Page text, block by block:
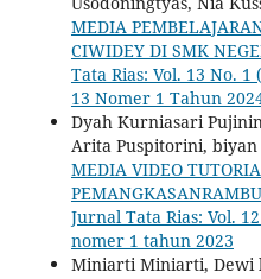
MEDIA
CIWIDEY DI SMK
Tata Rias: Vol. 13 No.
13 Nomer 1 Tahun
Dyah Kurniasari
Arita Puspitorini,
MEDIA VIDEO
Jurnal Tata Rias: Vol.
nomer 1 tahun 2023
Miniarti Miniarti, Dewi